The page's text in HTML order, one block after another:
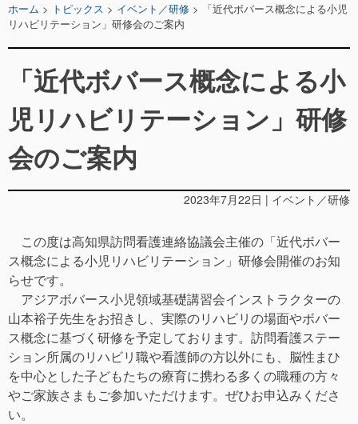
ホーム > トピックス > イベント／研修 >
「近代ボバース概念による小児
リハビリテーション」研修会のご案内
「近代ボバース概念による小
児リハビリテーション」研修
会のご案内
2023年7月22日 | イベント／研修
この度は高知県訪問看護連絡協議会主催の「近代ボバー
ス概念による小児リハビリテーション」研修会開催のお知
らせです。
アジアボバース小児領域基礎講習会インストラクターの
山本裕子先生をお招きし、実際のリハビリの場面やボバー
ス概念に基づく研修を予定しております。訪問看護ステー
ション所属のリハビリ職や看護師の方以外にも、脳性まひ
を中心とした子どもたちの療育に携わる多くの職種の方々
やご家族さまもご参加いただけます。ぜひお申込みくださ
い。